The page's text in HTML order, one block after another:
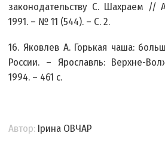
законодательству С. Шахраем //
1991. – № 11 (544). – С. 2.
16. Яковлев А. Горькая чаша:
России. – Ярославль: Верхне-
1994. – 461 с.
Автор: Ірина ОВЧАР